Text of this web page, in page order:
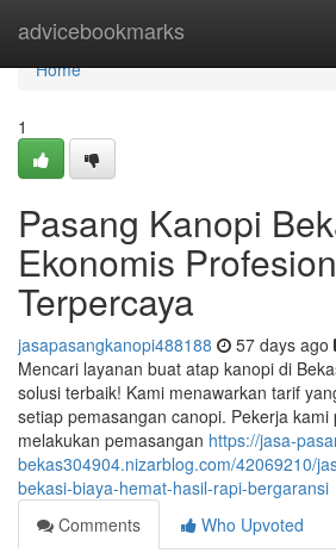
advicebookmarks
Home
Home
1
Pasang Kanopi
Ekonomis
Terpercaya
jasapasangkanopi488188 57 days ago
Mencari layanan buat atap kanopi di
solusi terbaik! Kami menawarkan tarif
setiap pemasangan canopi. Pekerja kami
melakukan pemasangan https://jasa-
bekas304904.nizarblog.com/42069210/
bekasi-biaya-hemat-hasil-rapi-bergaransi
Comments
Who Upvoted